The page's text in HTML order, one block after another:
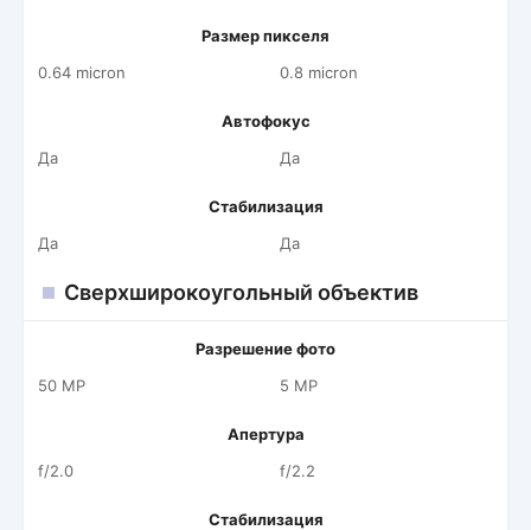
Размер пикселя
0.64 micron
0.8 micron
Автофокус
Да
Да
Стабилизация
Да
Да
Сверхширокоугольный объектив
Разрешение фото
50 MP
5 MP
Апертура
f/2.0
f/2.2
Стабилизация